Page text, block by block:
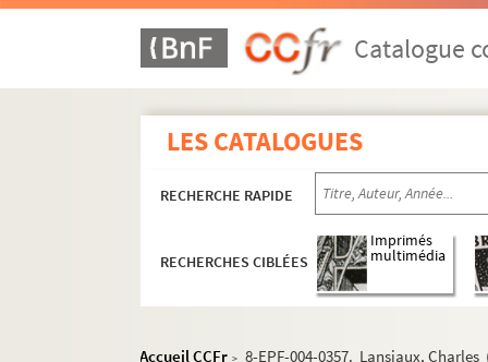
Catalogue
LES CATALOGUES
RECHERCHE RAPIDE
RECHERCHES CIBLÉES
Imprimés
multimédia
Accueil CCFr > 8-EPF-004-0357. Lansiaux,